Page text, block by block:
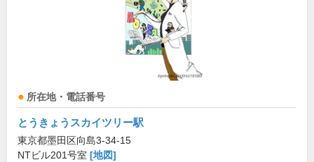
所在地・電話番号
とうきょうスカイツリー駅
東京都墨田区向島3-34-15
NTビル201号室 [地図]